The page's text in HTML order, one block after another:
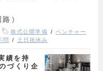
）
株式公開準備
ベンチャー
問 土日祝休み
績を持
づくり企